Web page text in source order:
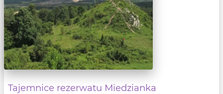
Tajemnice rezerwatu Miedzianka